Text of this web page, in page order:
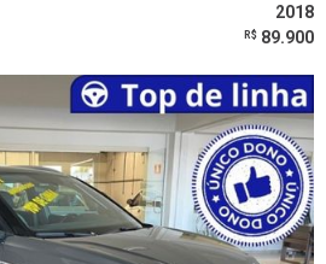
2018
R$ 89.900